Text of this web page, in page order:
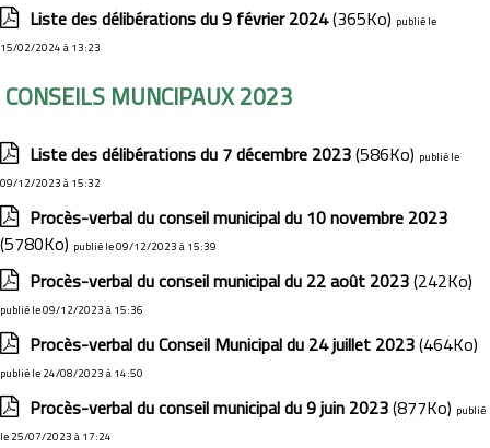
Liste des délibérations du 9 février 2024(365Ko) publié le
15/02/2024 à 13:23
CONSEILS MUNCIPAUX 2023
Liste des délibérations du 7 décembre 2023(586Ko) publié le
09/12/2023 à 15:32
Procès-verbal du conseil municipal du 10 novembre 2023
(5780Ko) publié le 09/12/2023 à 15:39
Procès-verbal du conseil municipal du 22 août 2023(242Ko)
publié le 09/12/2023 à 15:36
Procès-verbal du Conseil Municipal du 24 juillet 2023(464Ko)
publié le 24/08/2023 à 14:50
Procès-verbal du conseil municipal du 9 juin 2023(877Ko) publié
le 25/07/2023 à 17:24